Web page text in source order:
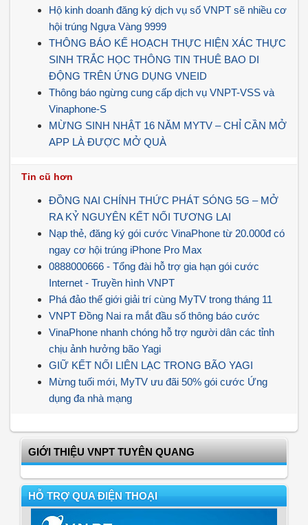
Hộ kinh doanh đăng ký dịch vụ số VNPT sẽ nhiều cơ
hội trúng Ngựa Vàng 9999
THÔNG BÁO KẾ HOẠCH THỰC HIỆN XÁC THỰC
SINH TRẮC HỌC THÔNG TIN THUÊ BAO DI
ĐỘNG TRÊN ỨNG DỤNG VNEID
Thông báo ngừng cung cấp dịch vụ VNPT-VSS và
Vinaphone-S
MỪNG SINH NHẬT 16 NĂM MYTV – CHỈ CẦN MỞ
APP LÀ ĐƯỢC MỞ QUÀ
Tin cũ hơn
ĐỒNG NAI CHÍNH THỨC PHÁT SÓNG 5G – MỞ
RA KỶ NGUYÊN KẾT NỐI TƯƠNG LAI
Nạp thẻ, đăng ký gói cước VinaPhone từ 20.000đ có
ngay cơ hội trúng iPhone Pro Max
0888000666 - Tổng đài hỗ trợ gia hạn gói cước
Internet - Truyền hình VNPT
Phá đảo thế giới giải trí cùng MyTV trong tháng 11
VNPT Đồng Nai ra mắt đầu số thông báo cước
VinaPhone nhanh chóng hỗ trợ người dân các tỉnh
chịu ảnh hưởng bão Yagi
GIỮ KẾT NỐI LIÊN LẠC TRONG BÃO YAGI
Mừng tuối mới, MyTV ưu đãi 50% gói cước Ứng
dụng đa nhà mạng
GIỚI THIỆU VNPT TUYÊN QUANG
HỖ TRỢ QUA ĐIỆN THOẠI